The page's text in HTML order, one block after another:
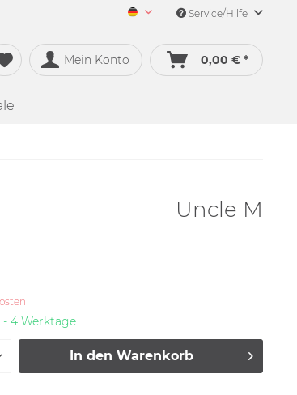
Merch&Music Deutsch
Service/Hilfe
Mein Konto 0,00 € *
Uncle M
4 Werktage
In den Warenkorb